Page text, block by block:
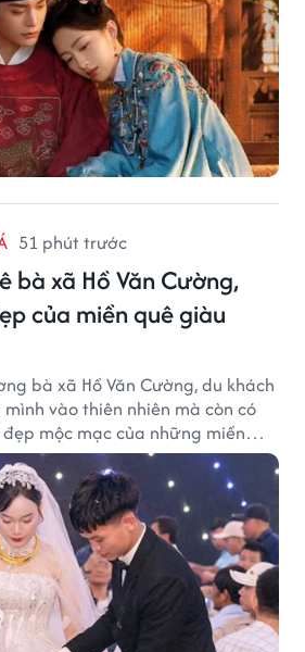
51 phút trước
bà xã Hồ Văn Cường,
của miền quê giàu
bà xã Hồ Văn Cường, du khách
vào thiên nhiên mà còn có
mộc mạc của những miền